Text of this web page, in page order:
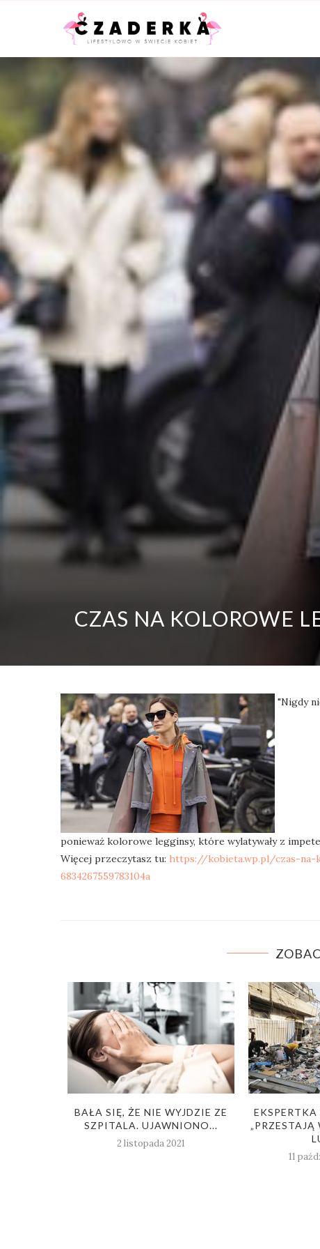
CZAS NA KOLOROWE
"Nigdy
ponieważ kolorowe legginsy, które wylatywały z
Więcej przeczytasz tu: https://kobieta.wp.pl/czas-
6834267559783104a
BAŁA SIĘ, ŻE NIE WYJDZIE ZE
SZPITALA. UJAWNIONO...
2 listopada 2021
EKSPERTKA
11